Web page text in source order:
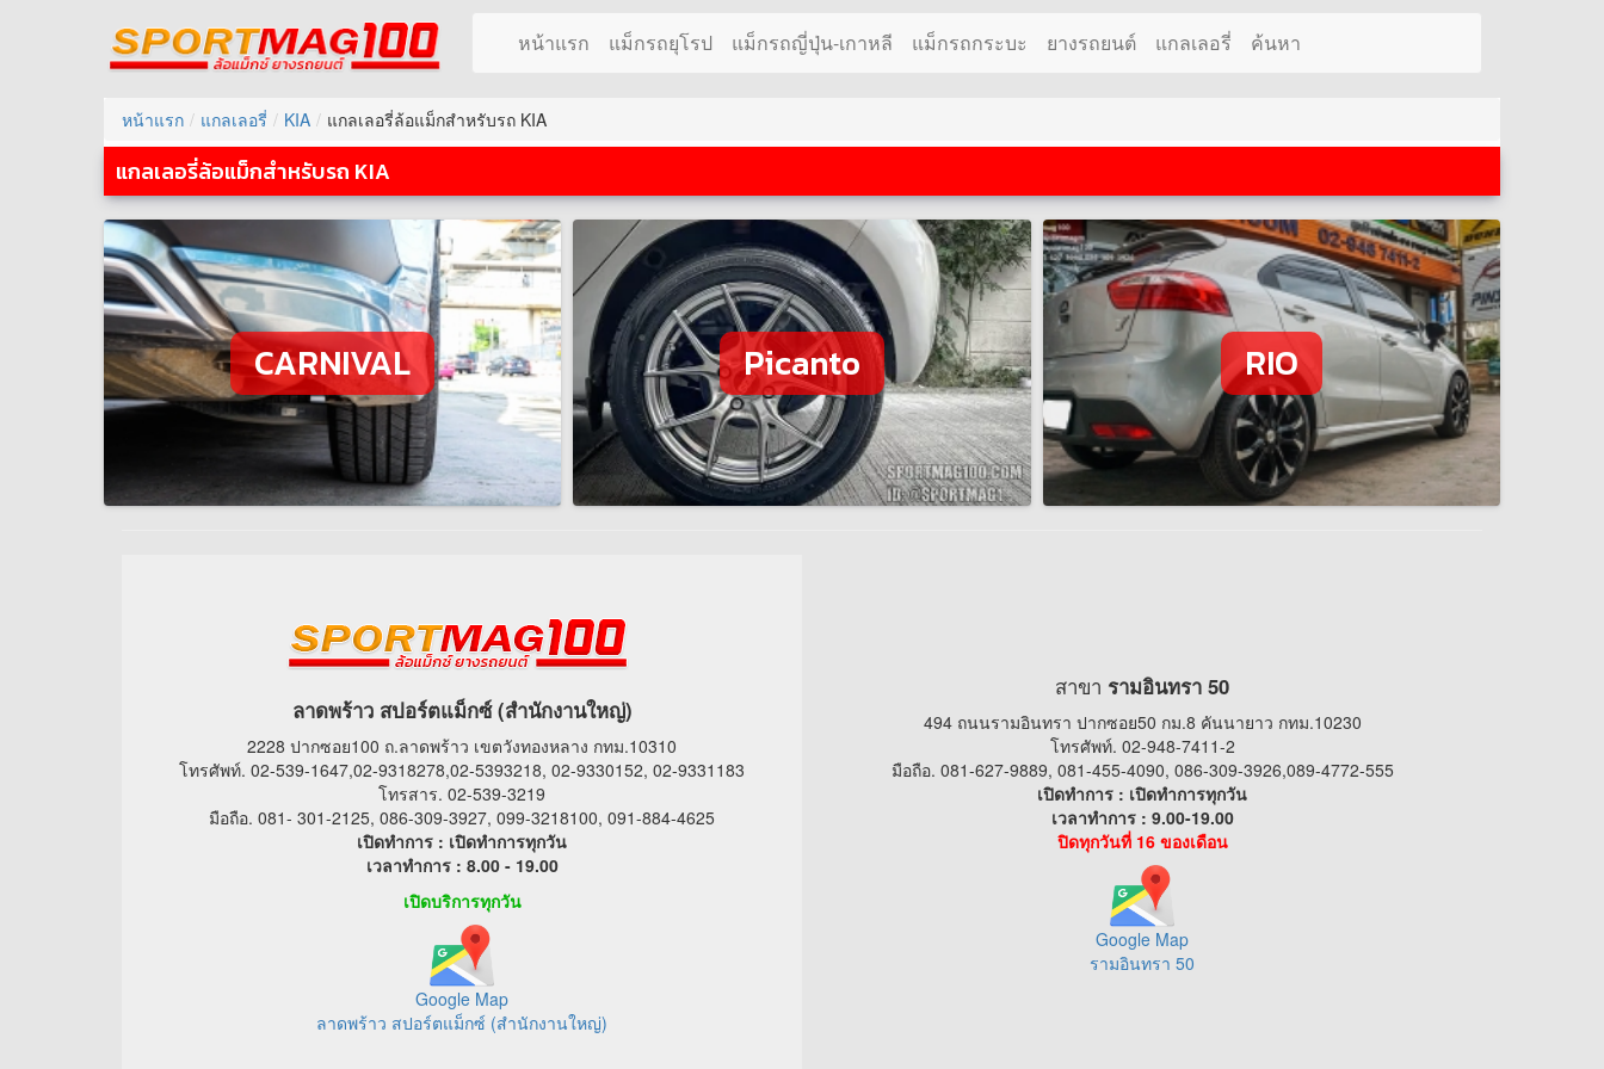
หน้าแรก แม็กรถยุโรป แม็กรถญี่ปุ่น-เกาหลี แม็กรถกระบะ ยางรถยนต์ แกลเลอรี่ ค้นหา
หน้าแรก แกลเลอรี่ KIA แกลเลอรี่ล้อแม็กสำหรับรถ KIA
แกลเลอรี่ล้อแม็กสำหรับรถ KIA
CARNIVAL Picanto RIO
ลาดพร้าว สปอร์ตแม็กซ์ (สำนักงานใหญ่)
2228 ปากซอย100 ถ.ลาดพร้าว เขตวังทองหลาง กทม.10310
โทรศัพท์. 02-539-1647,02-9318278,02-5393218, 02-9330152, 02-9331183
โทรสาร. 02-539-3219
มือถือ. 081- 301-2125, 086-309-3927, 099-3218100, 091-884-4625
เปิดทำการ : เปิดทำการทุกวัน
เวลาทำการ : 8.00 - 19.00
เปิดบริการทุกวัน
Google Map
ลาดพร้าว สปอร์ตแม็กซ์ (สำนักงานใหญ่)
สาขา รามอินทรา 50
494 ถนนรามอินทรา ปากซอย50 กม.8 คันนายาว กทม.10230
โทรศัพท์. 02-948-7411-2
มือถือ. 081-627-9889, 081-455-4090, 086-309-3926,089-4772-555
เปิดทำการ : เปิดทำการทุกวัน
เวลาทำการ : 9.00-19.00
ปิดทุกวันที่ 16 ของเดือน
Google Map
รามอินทรา 50